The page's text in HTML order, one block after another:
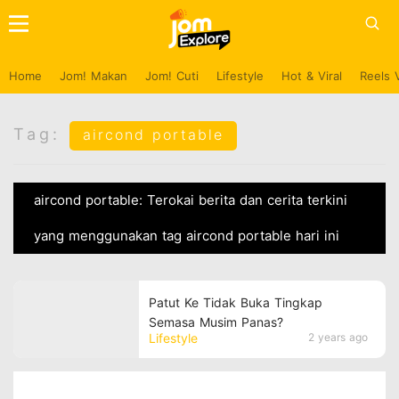
Home Jom! Makan Jom! Cuti Lifestyle Hot & Viral Reels
Tag: aircond portable
aircond portable: Terokai berita dan cerita terkini
yang menggunakan tag aircond portable hari ini
Lifestyle 2 years ago
Patut Ke Tidak Buka Tingkap
Semasa Musim Panas?